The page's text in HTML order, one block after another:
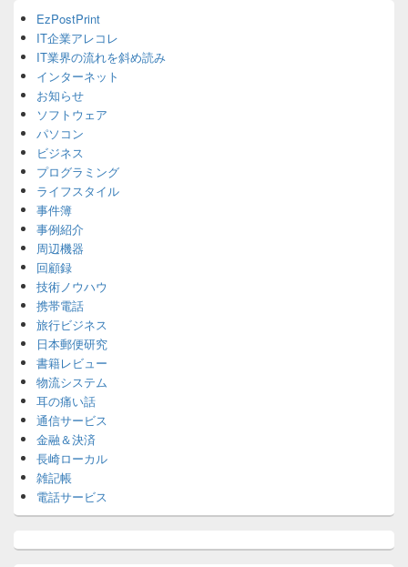
Sidebar
Widget
Area
EzPostPrint
IT企業アレコレ
IT業界の流れを斜め読み
インターネット
お知らせ
ソフトウェア
パソコン
ビジネス
プログラミング
ライフスタイル
事件簿
事例紹介
周辺機器
回顧録
技術ノウハウ
携帯電話
旅行ビジネス
日本郵便研究
書籍レビュー
物流システム
耳の痛い話
通信サービス
金融＆決済
長崎ローカル
雑記帳
電話サービス